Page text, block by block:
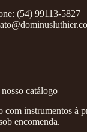
(54) 99113-5827
nosso catálogo
com instrumentos à
encomenda.